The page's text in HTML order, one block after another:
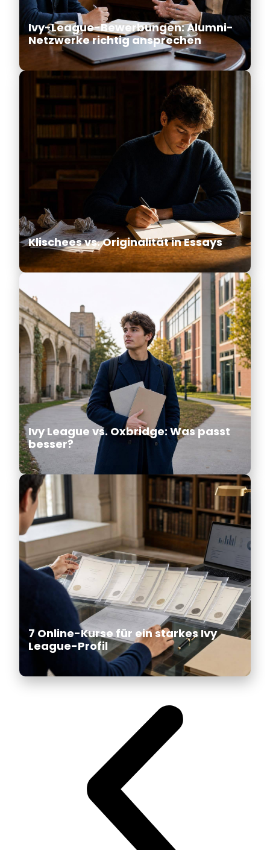
Ivy-League-Bewerbungen: Alumni-
Netzwerke richtig ansprechen
Klischees vs. Originalität in Essays
Ivy League vs. Oxbridge: Was passt
besser?
7 Online-Kurse für ein starkes Ivy
League-Profil